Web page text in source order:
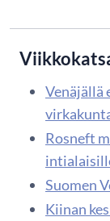
Venäjällä
Rosneft
Suomen
Kiinan